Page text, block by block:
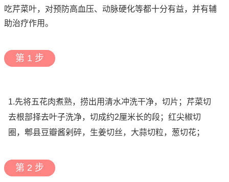
吃芹菜叶，对预防高血压、动脉硬化等都十分有益，并有辅
助治疗作用。
第 1 步
1.先将五花肉煮熟，捞出用清水冲洗干净，切片；芹菜切
去根部择去叶子洗净，切成约2厘米长的段；红尖椒切
圈，郫县豆瓣酱剁碎，生姜切丝，大蒜切粒，葱切花；
第 2 步